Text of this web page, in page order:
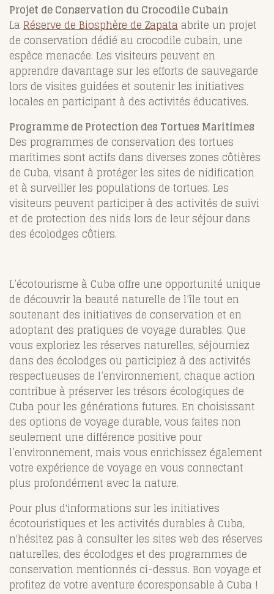
Projet de Conservation du Crocodile Cubain
La Réserve de Biosphère de Zapata abrite un projet
de conservation dédié au crocodile cubain, une
espèce menacée. Les visiteurs peuvent en
apprendre davantage sur les efforts de sauvegarde
lors de visites guidées et soutenir les initiatives
locales en participant à des activités éducatives.
Programme de Protection des Tortues Maritimes
Des programmes de conservation des tortues
maritimes sont actifs dans diverses zones côtières
de Cuba, visant à protéger les sites de nidification
et à surveiller les populations de tortues. Les
visiteurs peuvent participer à des activités de suivi
et de protection des nids lors de leur séjour dans
des écolodges côtiers.
L’écotourisme à Cuba offre une opportunité unique
de découvrir la beauté naturelle de l’île tout en
soutenant des initiatives de conservation et en
adoptant des pratiques de voyage durables. Que
vous exploriez les réserves naturelles, séjourniez
dans des écolodges ou participiez à des activités
respectueuses de l’environnement, chaque action
contribue à préserver les trésors écologiques de
Cuba pour les générations futures. En choisissant
des options de voyage durable, vous faites non
seulement une différence positive pour
l’environnement, mais vous enrichissez également
votre expérience de voyage en vous connectant
plus profondément avec la nature.
Pour plus d'informations sur les initiatives
écotouristiques et les activités durables à Cuba,
n'hésitez pas à consulter les sites web des réserves
naturelles, des écolodges et des programmes de
conservation mentionnés ci-dessus. Bon voyage et
profitez de votre aventure écoresponsable à Cuba !